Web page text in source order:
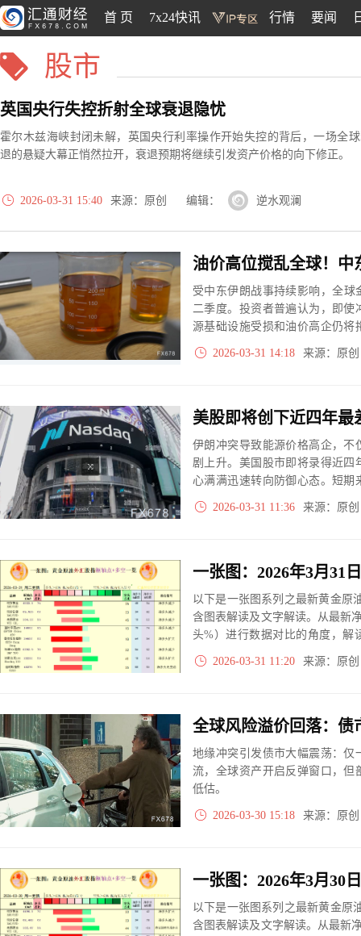
首 页 7x24快讯 行情 要闻
股市
英国央行失控折射全球衰退隐忧
霍尔木兹海峡封闭未解，英国央行利率操作开始失控的背后，一场全
退的悬疑大幕正悄然拉开，衰退预期将继续引发资产价格的向下修正。
2026-03-31 15:40 来源：原创 编辑： 逆水观澜
受中东伊朗战事持续影响，全球
二季度。投资者普遍认为，即使
源基础设施受损和油价高企仍将
股市进一步回调。若冲突长期
可能吸引资金重返债市。
2026-03-31 14:18 来源：原
伊朗冲突导致能源价格高企，不
剧上升。美国股市即将录得近四
心满满迅速转向防御心态。短期
若冲突长期化甚至升级，美国
出现更深度的调整。
2026-03-31 11:36 来源：原
以下是一张图系列之最新黄金原
含图表解读及文字解读。从最新
头%）进行数据对比的角度，解
大、净多头减小、净空头无变
实际数据对比结果对应展示其中
2026-03-31 11:20 来源：原
全球风险溢价回落：债
地缘冲突引发债市大幅震荡：仅
流，全球资产开启反弹窗口，
低估。
2026-03-30 15:18 来源：原
以下是一张图系列之最新黄金原
含图表解读及文字解读。从最新